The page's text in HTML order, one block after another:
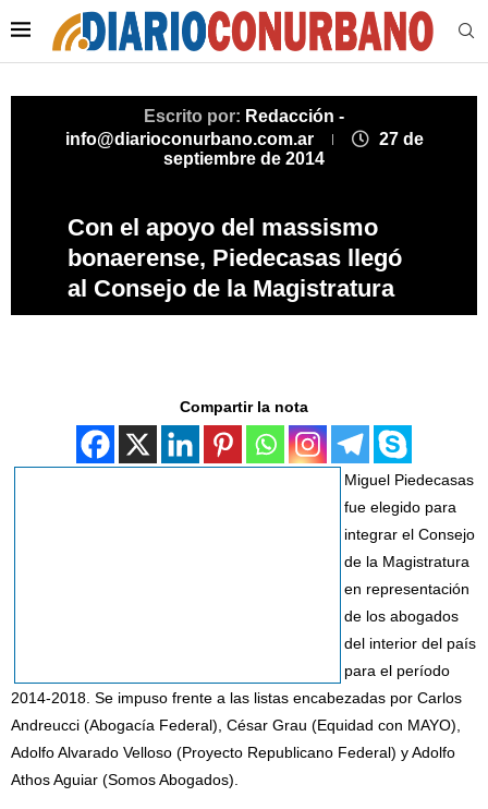
Escrito por: Redacción -
info@diarioconurbano.com.ar
27 de
septiembre de 2014
Con el apoyo del massismo
bonaerense, Piedecasas llegó
al Consejo de la Magistratura
Compartir la nota
Miguel Piedecasas
fue elegido para
integrar el Consejo
de la Magistratura
en representación
de los abogados
del interior del país
para el período
2014-2018. Se impuso frente a las listas encabezadas por Carlos
Andreucci (Abogacía Federal), César Grau (Equidad con MAYO),
Adolfo Alvarado Velloso (Proyecto Republicano Federal) y Adolfo
Athos Aguiar (Somos Abogados).